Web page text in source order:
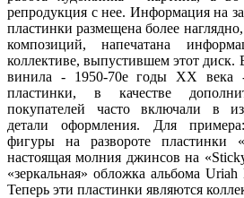
репродукция с нее. Информация на
пластинки размещена более
композиций, напечатана
коллективе, выпустившем этот диск.
винила - 1950-70е годы XX века
пластинки, в качестве
покупателей часто включали в
детали оформления. Для
фигуры на развороте пластинки
настоящая молния джинсов на
«зеркальная» обложка альбома
Теперь эти пластинки являются